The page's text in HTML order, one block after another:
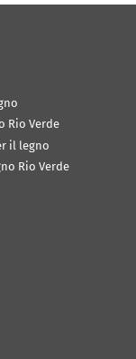
Rio Verde
il legno
Rio Verde